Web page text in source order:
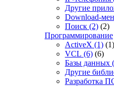
Другие
Download-
Поиск (2) (2)
Программирование
ActiveX (1) (1)
VCL (6) (6)
Базы данных
Другие
Разработка